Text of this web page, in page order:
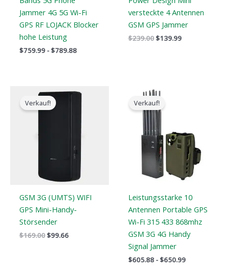
Jammer 4G 5G Wi-Fi
GPS RF LOJACK Blocker
hohe Leistung
$759.99 -$789.88
versteckte 4 Antennen
GSM GPS Jammer
$239.00$139.99
Verkauf!
GSM 3G (UMTS) WIFI
GPS Mini-Handy-
Störsender
$169.00
Der
ursprüngliche
Preis
$99.66
Der
$99.66.
Verkauf!
Leistungsstarke 10
Antennen Portable GPS
Wi-Fi 315 433 868mhz
GSM 3G 4G Handy
Signal Jammer
$605.88 -$650.99